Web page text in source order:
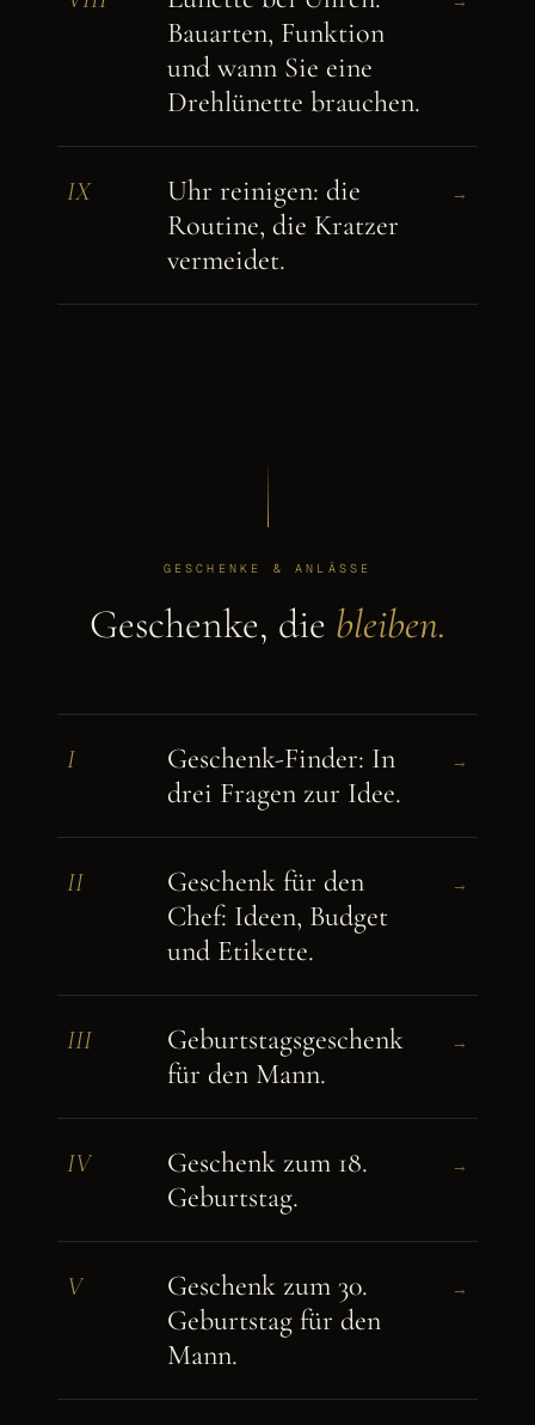
Bauarten, Funktion
und wann Sie eine
Drehlünette brauchen.
IX
Uhr reinigen: die
Routine, die Kratzer
vermeidet.
→
GESCHENKE & ANLÄSSE
Geschenke, die bleiben.
I
Geschenk-Finder: In
drei Fragen zur Idee.
→
II
Geschenk für den
Chef: Ideen, Budget
und Etikette.
→
III
Geburtstagsgeschenk
für den Mann.
→
IV
Geschenk zum 18.
Geburtstag.
→
V
Geschenk zum 30.
Geburtstag für den
Mann.
→